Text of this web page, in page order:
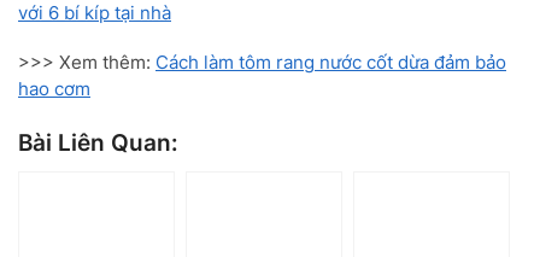
với 6 bí kíp tại nhà
>>> Xem thêm: Cách làm tôm rang nước cốt dừa đảm bảo
hao cơm
Bài Liên Quan: